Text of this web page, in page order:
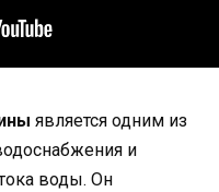
является одним из
и
воды. Он